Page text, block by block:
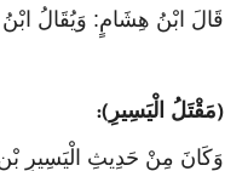
قَالَ ابْنُ هِشَامٍ: وَيُقَالُ ابْنُ
(مَقْتَلُ الْيَسِيرِ ):
وَكَانَ مِنْ حَدِيثِ الْيَسِيرِ بْنِ